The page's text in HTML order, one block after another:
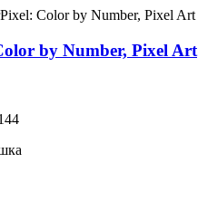
by Number, Pixel Art